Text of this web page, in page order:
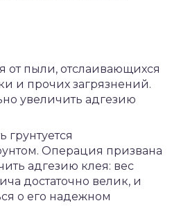
от пыли, отслаивающихся
и прочих загрязнений.
увеличить адгезию
грунтуется
Операция призвана
адгезию клея: вес
достаточно велик, и
о его надежном